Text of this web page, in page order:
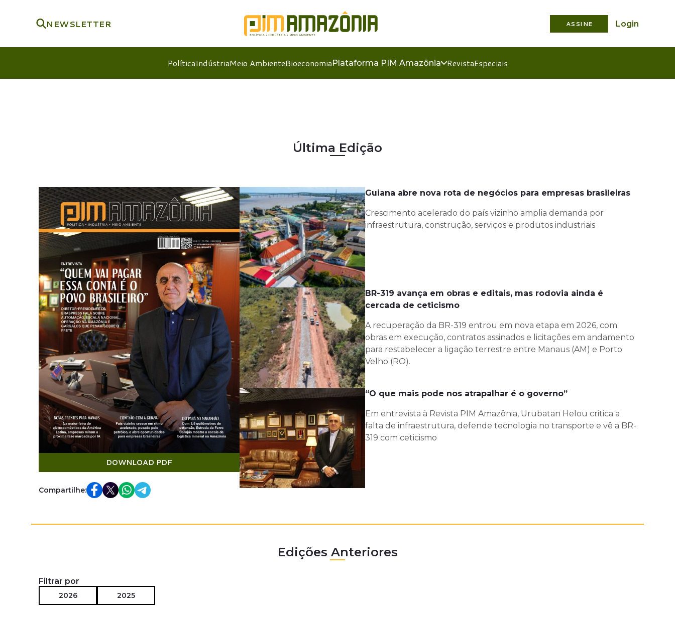
NEWSLETTER ASSINE Login
PolíticaIndústriaMeio AmbienteBioeconomiaPlataforma PIM Amazônia RevistaEspeciais
Última Edição
DOWNLOAD PDF
Compartilhe:
Guiana abre nova rota de negócios para empresas brasileiras
Crescimento acelerado do país vizinho amplia demanda por
infraestrutura, construção, serviços e produtos industriais
BR-319 avança em obras e editais, mas rodovia ainda é
cercada de ceticismo
A recuperação da BR-319 entrou em nova etapa em 2026, com
obras em execução, contratos assinados e licitações em andamento
para restabelecer a ligação terrestre entre Manaus (AM) e Porto
Velho (RO).
“O que mais pode nos atrapalhar é o governo”
Em entrevista à Revista PIM Amazônia, Urubatan Helou critica a
falta de infraestrutura, defende tecnologia no transporte e vê a BR-
319 com ceticismo
Edições Anteriores
Filtrar por
2026 2025